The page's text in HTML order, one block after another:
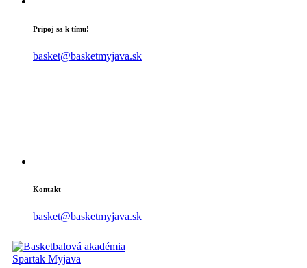
Pripoj sa k tímu!
basket@basketmyjava.sk
Kontakt
basket@basketmyjava.sk